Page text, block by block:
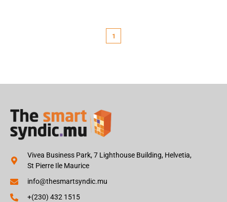
1
Vivea Business Park, 7 Lighthouse Building, Helvetia,
St Pierre Ile Maurice
info@thesmartsyndic.mu
+(230) 432 1515